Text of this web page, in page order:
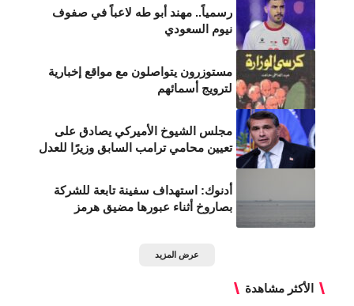
رسمياً.. مهند أبو طه لاعباً في صفوف
نيوم السعودي
مستوزرون يتواصلون مع مواقع إخبارية
لترويج أسمائهم
مجلس الشيوخ الأميركي يصادق على
تعيين محامي ترامب السابق وزيرًا للعدل
أدنوك: استهداف سفينة تابعة للشركة
بصاروخ أثناء عبورها مضيق هرمز
عرض المزيد
الأكثر مشاهدة